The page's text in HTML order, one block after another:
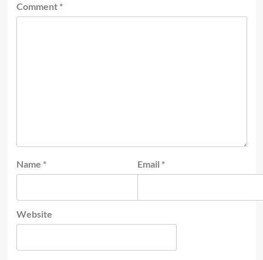
Comment *
Name * Email *
Website